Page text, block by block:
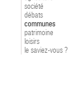
société
débats
communes
patrimoine
loisirs
le saviez-vous ?